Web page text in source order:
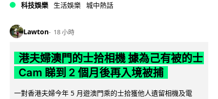
科技娛樂 生活娛樂 城中熱話
Lawton 18 小時
港夫婦澳門的士拾相機 據為己有被的士
Cam 睇到 2 個月後再入境被捕
一對香港夫婦今年 5 月遊澳門乘的士拾獲他人遺留相機及電